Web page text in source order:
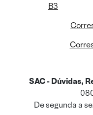
B3
SAC - Dúvidas,
De segunda a